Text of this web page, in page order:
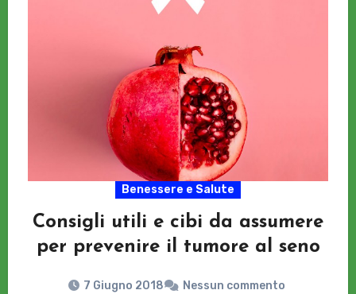
Benessere e Salute
Consigli utili e cibi da assumere
per prevenire il tumore al seno
7 Giugno 2018 Nessun commento